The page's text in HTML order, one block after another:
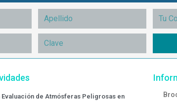
de Atmósferas Peligrosas en